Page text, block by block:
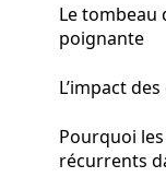
Le tombeau
poignante
L’impact
Pourquoi
récurrents